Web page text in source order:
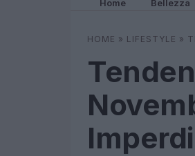
Home Bellezza
HOME » LIFESTYLE »